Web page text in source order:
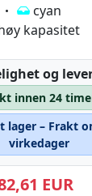
Eigenschaft:
cyan
kapasitet
og
innen 24
lager – Frakt
virkedager
EUR